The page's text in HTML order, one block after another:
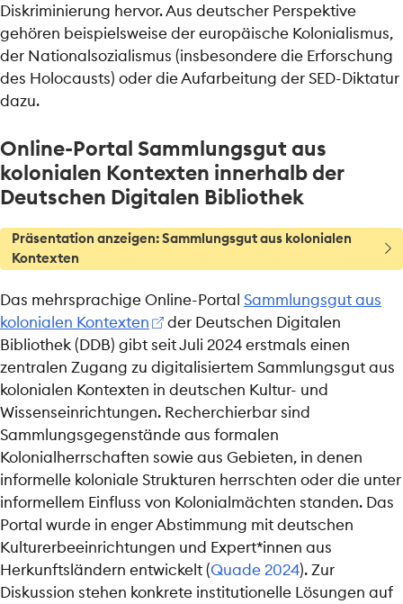
Diskriminierung hervor. Aus deutscher Perspektive
gehören beispielsweise der europäische Kolonialismus,
der Nationalsozialismus (insbesondere die Erforschung
des Holocausts) oder die Aufarbeitung der SED-Diktatur
dazu.
Online-Portal Sammlungsgut aus
kolonialen Kontexten innerhalb der
Deutschen Digitalen Bibliothek
T
i
p
Präsentation anzeigen: Sammlungsgut aus kolonialen
Kontexten
Das mehrsprachige Online-Portal Sammlungsgut aus
kolonialen Kontexten
der Deutschen Digitalen
Bibliothek (DDB) gibt seit Juli 2024 erstmals einen
zentralen Zugang zu digitalisiertem Sammlungsgut aus
kolonialen Kontexten in deutschen Kultur- und
Wissenseinrichtungen. Recherchierbar sind
Sammlungsgegenstände aus formalen
Kolonialherrschaften sowie aus Gebieten, in denen
informelle koloniale Strukturen herrschten oder die unter
informellem Einfluss von Kolonialmächten standen. Das
Portal wurde in enger Abstimmung mit deutschen
Kulturerbeeinrichtungen und Expert*innen aus
Herkunftsländern entwickelt(Quade 2024). Zur
Diskussion stehen konkrete institutionelle Lösungen auf